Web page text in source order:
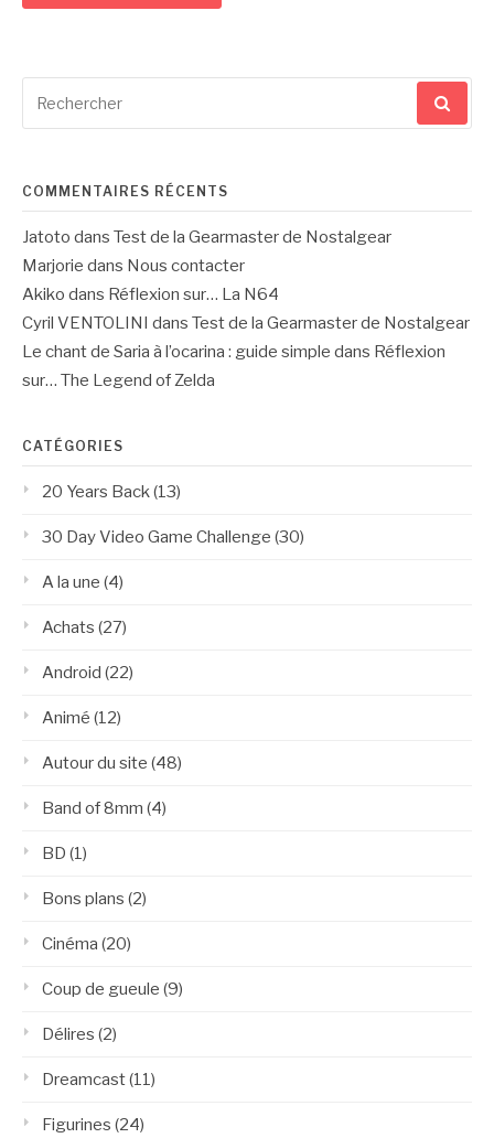
pour
COMMENTAIRES RÉCENTS
Jatoto dans Test de la Gearmaster de Nostalgear
Marjorie dans Nous contacter
Akiko dans Réflexion sur… La N64
Cyril VENTOLINI dans Test de la Gearmaster de Nostalgear
Le chant de Saria à l’ocarina : guide simple dans Réflexion
sur… The Legend of Zelda
CATÉGORIES
20 Years Back(13)
30 Day Video Game Challenge (30)
A la une (4)
Achats (27)
Android (22)
Animé (12)
Autour du site (48)
Band of 8mm (4)
BD (1)
Bons plans (2)
Cinéma (20)
Coup de gueule (9)
Délires (2)
Dreamcast(11)
Figurines (24)